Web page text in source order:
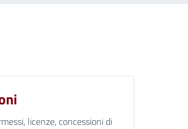
licenze, concessioni di